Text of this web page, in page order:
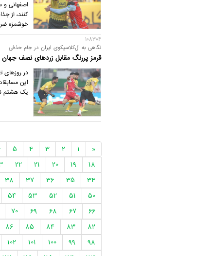
اصفهانی و
کنند، از
خوشمزه
108304
نگاهی به ال‌کلاسیکوی ایران در جام حذفی
قرمز پررنگ مقابل زردهای نصف جهان
در روزهای
این
یک هشتم
«
1
2
3
4
5
18
19
20
21
22
34
35
36
37
38
50
51
52
53
54
66
67
68
69
70
82
83
84
85
86
98
99
100
101
102